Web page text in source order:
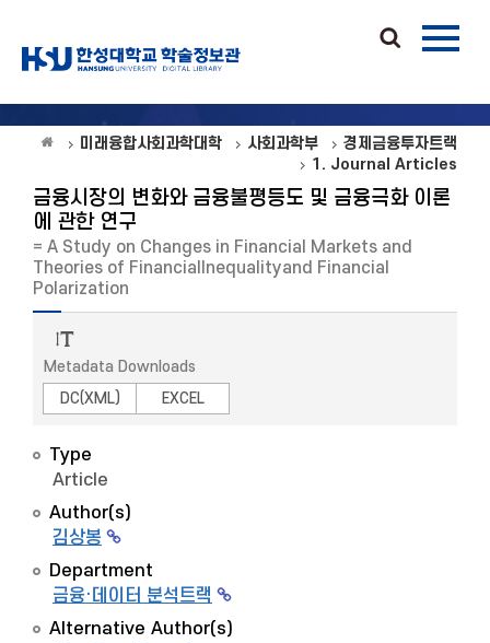
미래융합사회과학대학 사회과학부
경제금융투자트랙
1. Journal Articles
금융시장의 변화와 금융불평등도 및 금융극화 이론
에 관한 연구
= A Study on Changes in Financial Markets and
Theories of FinancialInequalityand Financial
Polarization
Metadata Downloads
DC(XML)
EXCEL
Type
Article
Author(s)
김상봉
Department
금융·데이터 분석트랙
Alternative Author(s)